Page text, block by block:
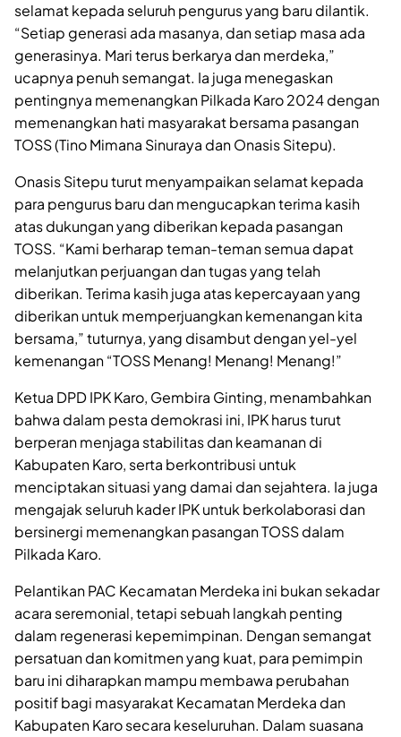
selamat kepada seluruh pengurus yang baru dilantik.
“Setiap generasi ada masanya, dan setiap masa ada
generasinya. Mari terus berkarya dan merdeka,”
ucapnya penuh semangat. Ia juga menegaskan
pentingnya memenangkan Pilkada Karo 2024 dengan
memenangkan hati masyarakat bersama pasangan
TOSS (Tino Mimana Sinuraya dan Onasis Sitepu).
Onasis Sitepu turut menyampaikan selamat kepada
para pengurus baru dan mengucapkan terima kasih
atas dukungan yang diberikan kepada pasangan
TOSS. “Kami berharap teman-teman semua dapat
melanjutkan perjuangan dan tugas yang telah
diberikan. Terima kasih juga atas kepercayaan yang
diberikan untuk memperjuangkan kemenangan kita
bersama,” tuturnya, yang disambut dengan yel-yel
kemenangan “TOSS Menang! Menang! Menang!”
Ketua DPD IPK Karo, Gembira Ginting, menambahkan
bahwa dalam pesta demokrasi ini, IPK harus turut
berperan menjaga stabilitas dan keamanan di
Kabupaten Karo, serta berkontribusi untuk
menciptakan situasi yang damai dan sejahtera. Ia juga
mengajak seluruh kader IPK untuk berkolaborasi dan
bersinergi memenangkan pasangan TOSS dalam
Pilkada Karo.
Pelantikan PAC Kecamatan Merdeka ini bukan sekadar
acara seremonial, tetapi sebuah langkah penting
dalam regenerasi kepemimpinan. Dengan semangat
persatuan dan komitmen yang kuat, para pemimpin
baru ini diharapkan mampu membawa perubahan
positif bagi masyarakat Kecamatan Merdeka dan
Kabupaten Karo secara keseluruhan. Dalam suasana